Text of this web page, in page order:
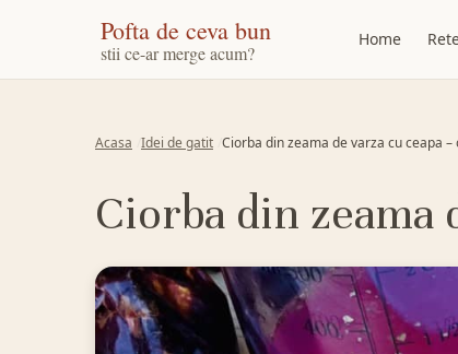
Pofta de ceva bun
stii ce-ar merge acum?
Home
Acasa Idei de gatit Ciorba din zeama de varza cu ceapa –
Ciorba din zeama